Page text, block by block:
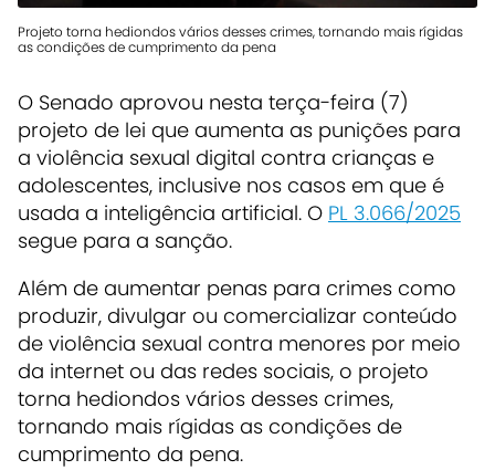
Projeto torna hediondos vários desses crimes, tornando mais rígidas
as condições de cumprimento da pena
O Senado aprovou nesta terça-feira (7)
projeto de lei que aumenta as punições para
a violência sexual digital contra crianças e
adolescentes, inclusive nos casos em que é
usada a inteligência artificial. O PL 3.066/2025
segue para a sanção.
Além de aumentar penas para crimes como
produzir, divulgar ou comercializar conteúdo
de violência sexual contra menores por meio
da internet ou das redes sociais, o projeto
torna hediondos vários desses crimes,
tornando mais rígidas as condições de
cumprimento da pena.